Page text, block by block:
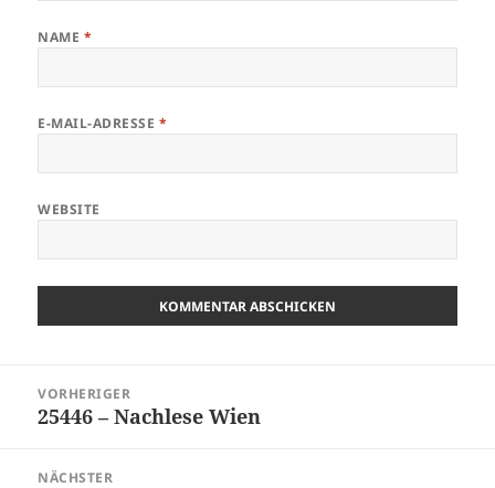
NAME *
E-MAIL-ADRESSE *
WEBSITE
VORHERIGER
Vorheriger
25446 – Nachlese Wien
NÄCHSTER